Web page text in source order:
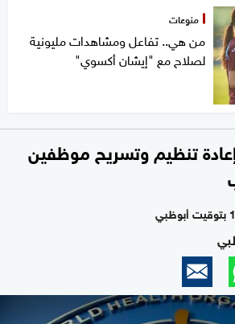
منوعات
من هي.. تفاعل ومشاهدات مليونية
لصلاح مع "إيشان أكسوي"
تنظيم وتسريح موظفين